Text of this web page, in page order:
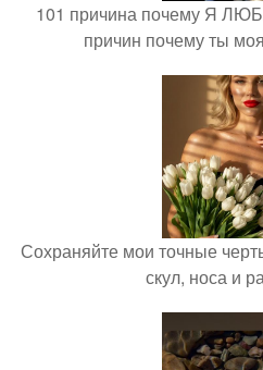
101 причина почему Я
причин почему ты
Сохраняйте мои точные
скул, носа и